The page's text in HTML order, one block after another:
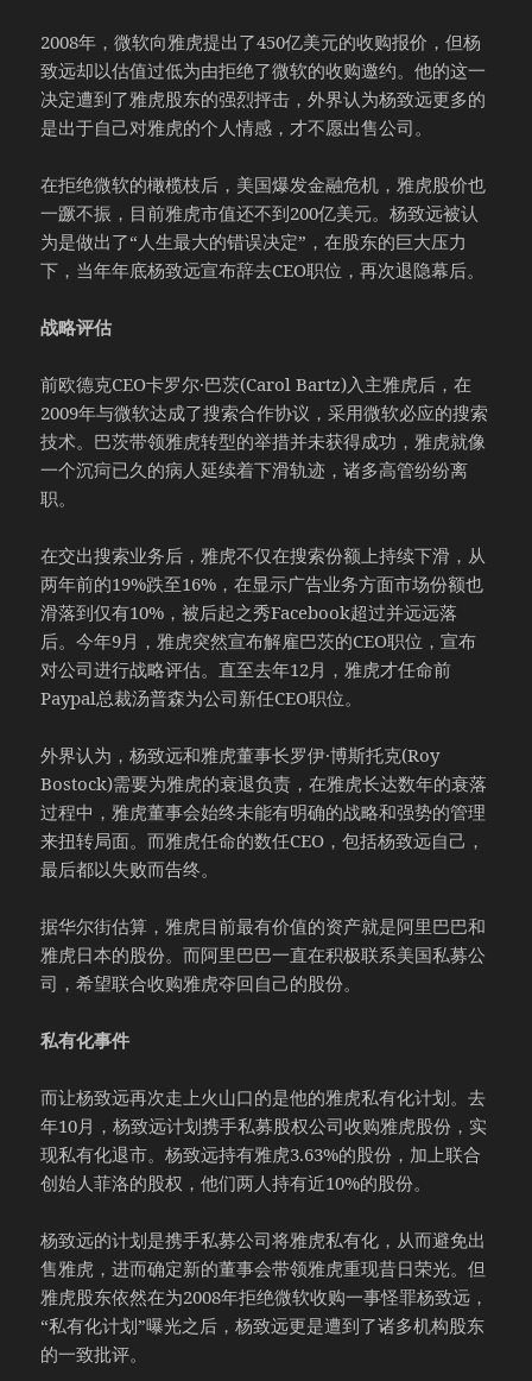
2008年，微软向雅虎提出了450亿美元的收购报价，但杨
致远却以估值过低为由拒绝了微软的收购邀约。他的这一
决定遭到了雅虎股东的强烈抨击，外界认为杨致远更多的
是出于自己对雅虎的个人情感，才不愿出售公司。
在拒绝微软的橄榄枝后，美国爆发金融危机，雅虎股价也
一蹶不振，目前雅虎市值还不到200亿美元。杨致远被认
为是做出了“人生最大的错误决定”，在股东的巨大压力
下，当年年底杨致远宣布辞去CEO职位，再次退隐幕后。
战略评估
前欧德克CEO卡罗尔·巴茨(Carol Bartz)入主雅虎后，在
2009年与微软达成了搜索合作协议，采用微软必应的搜索
技术。巴茨带领雅虎转型的举措并未获得成功，雅虎就像
一个沉疴已久的病人延续着下滑轨迹，诸多高管纷纷离
职。
在交出搜索业务后，雅虎不仅在搜索份额上持续下滑，从
两年前的19%跌至16%，在显示广告业务方面市场份额也
滑落到仅有10%，被后起之秀Facebook超过并远远落
后。今年9月，雅虎突然宣布解雇巴茨的CEO职位，宣布
对公司进行战略评估。直至去年12月，雅虎才任命前
Paypal总裁汤普森为公司新任CEO职位。
外界认为，杨致远和雅虎董事长罗伊·博斯托克(Roy
Bostock)需要为雅虎的衰退负责，在雅虎长达数年的衰落
过程中，雅虎董事会始终未能有明确的战略和强势的管理
来扭转局面。而雅虎任命的数任CEO，包括杨致远自己，
最后都以失败而告终。
据华尔街估算，雅虎目前最有价值的资产就是阿里巴巴和
雅虎日本的股份。而阿里巴巴一直在积极联系美国私募公
司，希望联合收购雅虎夺回自己的股份。
私有化事件
而让杨致远再次走上火山口的是他的雅虎私有化计划。去
年10月，杨致远计划携手私募股权公司收购雅虎股份，实
现私有化退市。杨致远持有雅虎3.63%的股份，加上联合
创始人菲洛的股权，他们两人持有近10%的股份。
杨致远的计划是携手私募公司将雅虎私有化，从而避免出
售雅虎，进而确定新的董事会带领雅虎重现昔日荣光。但
雅虎股东依然在为2008年拒绝微软收购一事怪罪杨致远，
“私有化计划”曝光之后，杨致远更是遭到了诸多机构股东
的一致批评。